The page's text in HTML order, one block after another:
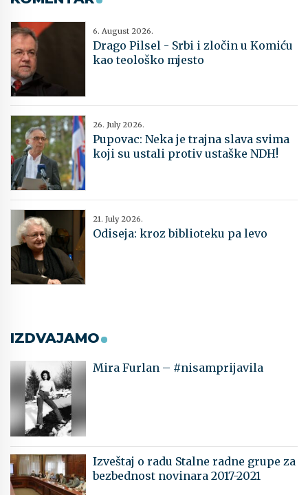
6. August 2026.
Drago Pilsel - Srbi i zločin u Komiću
kao teološko mjesto
26. July 2026.
Pupovac: Neka je trajna slava svima
koji su ustali protiv ustaške NDH!
21. July 2026.
Odiseja: kroz biblioteku pa levo
IZDVAJAMO
Mira Furlan – #nisamprijavila
Izveštaj o radu Stalne radne grupe za
bezbednost novinara 2017-2021